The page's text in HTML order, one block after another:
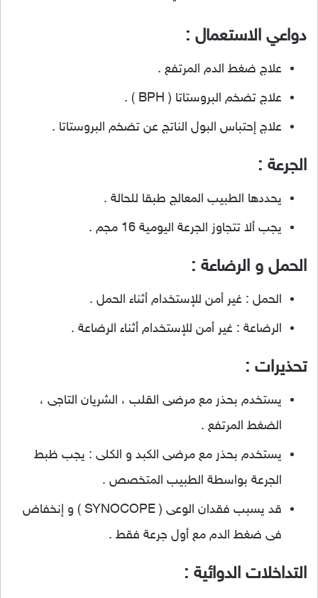
دواعي الاستعمال :
علاج ضغط الدم المرتفع .
علاج تضخم البروستاتا ( BPH ) .
علاج إحتباس البول الناتج عن تضخم البروستاتا .
الجرعة :
يحددها الطبيب المعالج طبقا للحالة .
يجب ألا تتجاوز الجرعة اليومية 16 مجم .
الحمل و الرضاعة :
الحمل : غير أمن للإستخدام أثناء الحمل .
الرضاعة : غير أمن للإستخدام أثناء الرضاعة .
تحذيرات :
يستخدم بحذر مع مرضى القلب ، الشريان التاجى ،
الضغط المرتفع .
يستخدم بحذر مع مرضى الكبد و الكلى : يجب ظبط
الجرعة بواسطة الطبيب المتخصص .
قد يسبب فقدان الوعى ( SYNOCOPE ) و إنخفاض
فى ضغط الدم مع أول جرعة فقط .
التداخلات الدوائية :